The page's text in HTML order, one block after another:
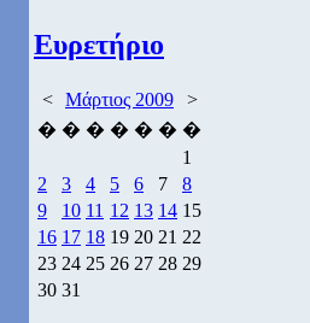
Ευρετήριο
< Μάρτιος 2009
>
� � � � � � �
1
2
3 4 5 6 7
8
9
10 11 12 13 14 15
16 17 18 19 20 21 22
23 24 25 26 27 28 29
30 31